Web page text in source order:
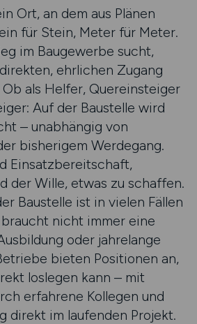
Ort, an dem aus Plänen
für Stein, Meter für Meter.
im Baugewerbe sucht,
ehrlichen Zugang
als Helfer, Quereinsteiger
Auf der Baustelle wird
– unabhängig von
bisherigem Werdegang.
Einsatzbereitschaft,
der Wille, etwas zu schaffen.
Baustelle ist in vielen Fällen
nicht immer eine
oder jahrelange
bieten Positionen an,
loslegen kann – mit
erfahrene Kollegen und
direkt im laufenden Projekt.